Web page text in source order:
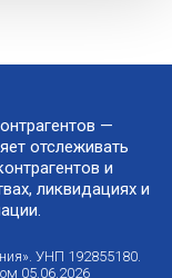
—
отслеживать
и
ликвидациях и
УНП 192855180.
05.06.2026